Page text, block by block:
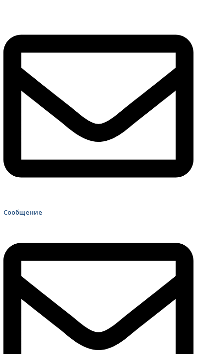
Сообщение